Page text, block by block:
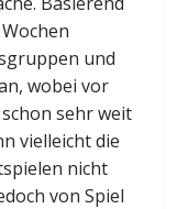
und
wobei vor
sehr weit
vielleicht die
nicht
von Spiel